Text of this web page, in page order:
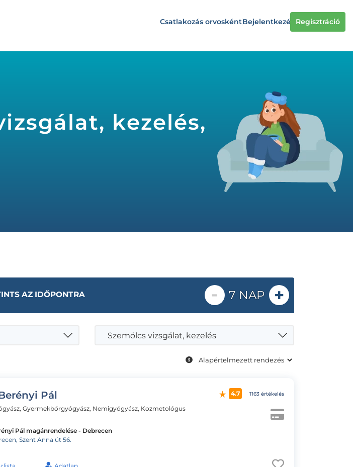
Csatlakozás orvoskéntBejelentkezés Regisztráció
kezelés,
AZ IDŐPONTRA - 7 NAP +
Szemölcs vizsgálat, kezelés
Pál
Gyermekbőrgyógyász, Nemigyógyász, Kozmetológus
Pál magánrendelése - Debrecen
Szent Anna út 56.
4.7 1163 értékelés